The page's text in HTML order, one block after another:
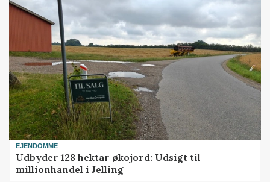
EJENDOMME
Udbyder 128 hektar økojord: Udsigt til
millionhandel i Jelling